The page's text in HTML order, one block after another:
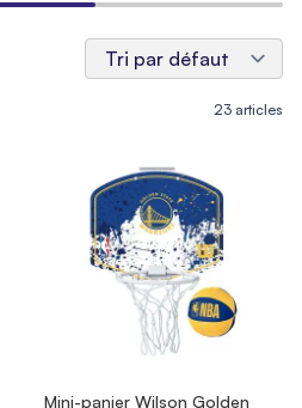
23 articles
Mini-panier Wilson Golden